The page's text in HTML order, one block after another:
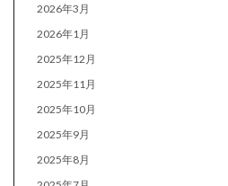
2026年3月
2026年1月
2025年12月
2025年11月
2025年10月
2025年9月
2025年8月